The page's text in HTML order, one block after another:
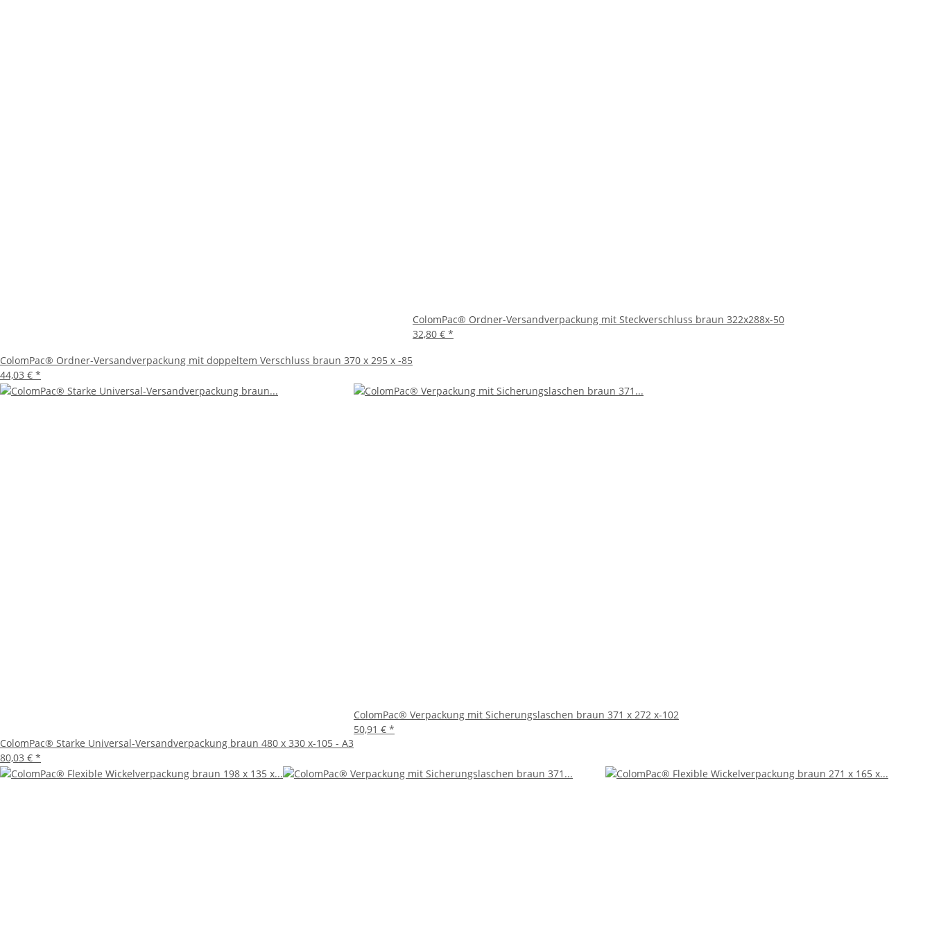
ColomPac® Ordner-Versandverpackung mit doppeltem Verschluss braun 370 x 295 x -85
44,03 € *
ColomPac® Ordner-Versandverpackung mit Steckverschluss braun 322x288x-50
32,80 € *
ColomPac® Starke Universal-Versandverpackung braun 480 x 330 x-105 - A3
80,03 € *
ColomPac® Verpackung mit Sicherungslaschen braun 371 x 272 x-102
50,91 € *